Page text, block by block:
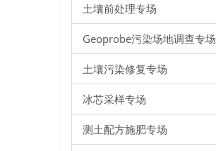
土壤前处理专场
Geoprobe污染场地调查专场
土壤污染修复专场
冰芯采样专场
测土配方施肥专场